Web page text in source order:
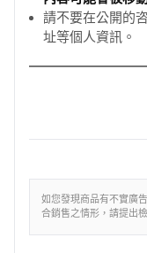
請不要在公開的
址等個人資訊。
如您發現商品有不實廣
合銷售之情形，請提出